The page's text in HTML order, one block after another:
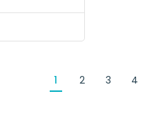
1 2 3 4